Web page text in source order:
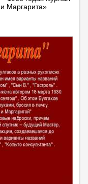
Маргарита»